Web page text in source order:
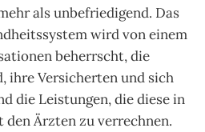
als unbefriedigend. Das
wird von einem
beherrscht, die
ihre Versicherten und sich
die Leistungen, die diese in
den Ärzten zu verrechnen.